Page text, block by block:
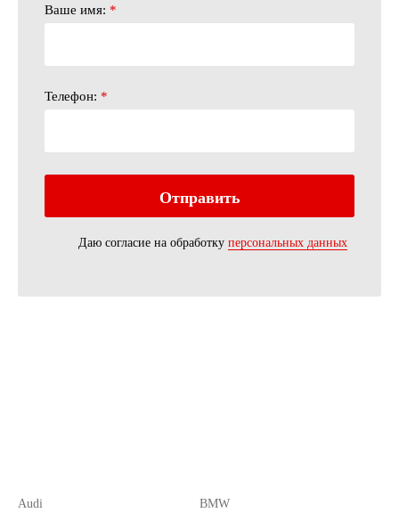
Ваше имя: *
Телефон: *
Даю согласие на обработку персональных данных
Audi
BMW